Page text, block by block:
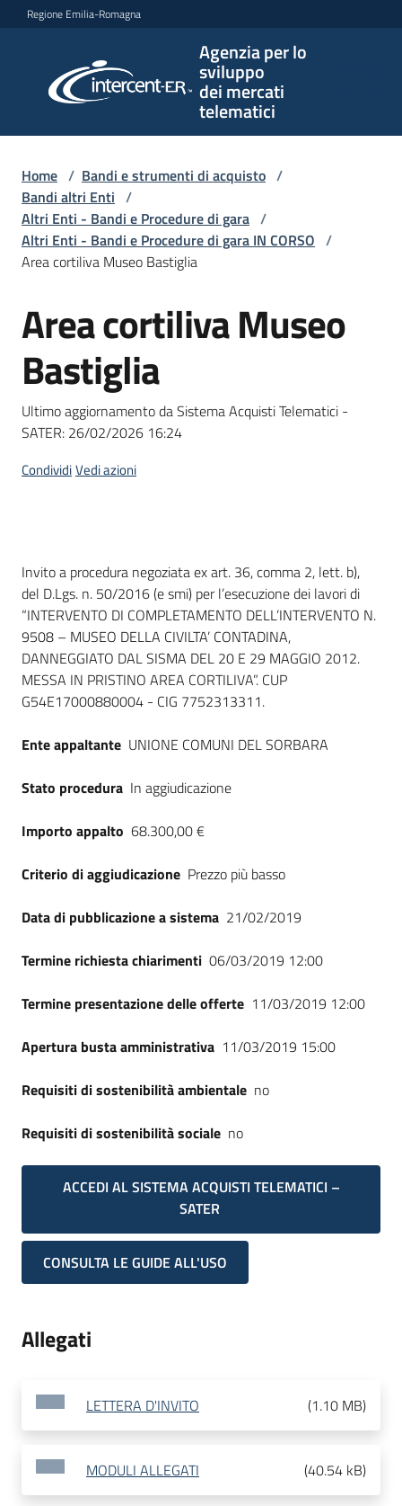
Vai al contenuto
Vai alla navigazione
Vai al footer
Regione Emilia-Romagna
Agenzia per lo
sviluppo
dei mercati
telematici
per lo
sviluppo
telematici
L'Agenzia
Bandi
strumenti
acquisto
telematiche
site
su
Home / Bandi e strumenti di acquisto /
Bandi altri Enti /
Altri Enti - Bandi e Procedure di gara /
Altri Enti - Bandi e Procedure di gara IN CORSO /
Area cortiliva Museo Bastiglia
Salta al contenuto
Area cortiliva Museo
Bastiglia
Ultimo aggiornamento da Sistema Acquisti Telematici -
SATER: 26/02/2026 16:24
CondividiVedi azioni
Dati del bando
Invito a procedura negoziata ex art. 36, comma 2, lett. b),
del D.Lgs. n. 50/2016 (e smi) per l’esecuzione dei lavori di
“INTERVENTO DI COMPLETAMENTO DELL’INTERVENTO N.
9508 – MUSEO DELLA CIVILTA’ CONTADINA,
DANNEGGIATO DAL SISMA DEL 20 E 29 MAGGIO 2012.
MESSA IN PRISTINO AREA CORTILIVA”. CUP
G54E17000880004 - CIG 7752313311.
Ente appaltante UNIONE COMUNI DEL SORBARA
Stato procedura In aggiudicazione
Importo appalto 68.300,00 €
Criterio di aggiudicazione Prezzo più basso
Data di pubblicazione a sistema 21/02/2019
Termine richiesta chiarimenti 06/03/2019 12:00
Termine presentazione delle offerte 11/03/2019 12:00
Apertura busta amministrativa 11/03/2019 15:00
Requisiti di sostenibilità ambientale no
Requisiti di sostenibilità sociale no
ACCEDI AL SISTEMA ACQUISTI TELEMATICI –
SATER
CONSULTA LE GUIDE ALL'USO
Allegati
LETTERA D'INVITO (1.10 MB)
MODULI ALLEGATI (40.54 kB)